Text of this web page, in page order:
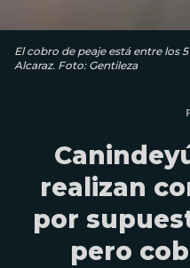
El cobro de peaje está entre los
Alcaraz. Foto: Gentileza
realizan
por
pero